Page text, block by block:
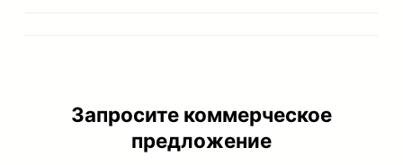
Запросите коммерческое
предложение